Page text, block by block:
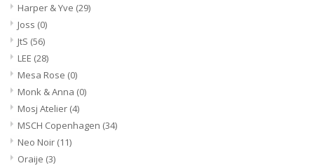
Harper & Yve (29)
Joss (0)
JtS (56)
LEE (28)
Mesa Rose (0)
Monk & Anna (0)
Mosj Atelier (4)
MSCH Copenhagen (34)
Neo Noir (11)
Oraije (3)